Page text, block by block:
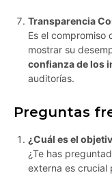
Transparencia
Es el compromiso
mostrar su
confianza de los
auditorías.
Preguntas
¿Cuál es el
¿Te has
externa es crucial